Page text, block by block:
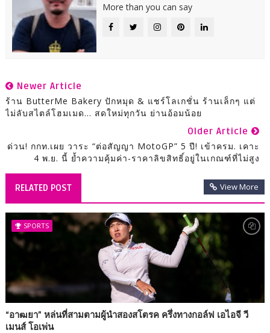
More than you can say
Newer Article
ร้าน ButterMe Bakery ปักหมุด & แชร์โลเกชั่น ร้านเล็กๆ แต่
ไม่ลับสไตล์โฮมเมด… สดใหม่ทุกวัน ย่านอ้อมน้อย
Older Article
ด่วน! กกท.เผย วาระ “ต่อสัญญา MotoGP” 5 ปี! เข้าครม. เคาะ
4 พ.ย. นี้ ย้ำความคุ้มค่า-ราคาลิขสิทธิ์อยู่ในเกณฑ์ที่ไม่สูง
RELATED POST View More
SPORTS
“อาฒยา” หล่นที่สามตามผู้นำสองสโตรค ครึ่งทางกอล์ฟ เอไอจี วี
เมนส์ โอเพ่น